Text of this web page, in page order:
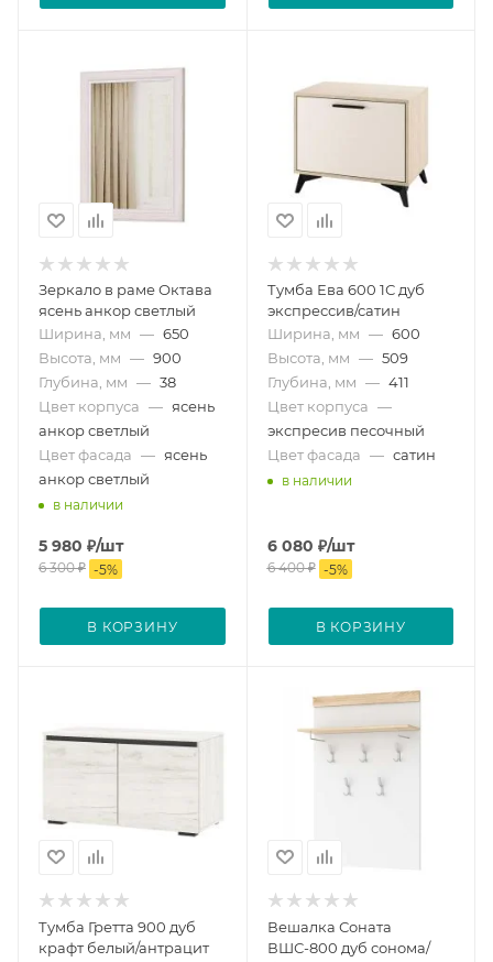
Зеркало в раме Октава
ясень анкор светлый
Ширина, мм — 650
Высота, мм — 900
Глубина, мм — 38
Цвет корпуса — ясень
анкор светлый
Цвет фасада — ясень
анкор светлый
в наличии
5 980 ₽/шт
6 300₽ -5%
В КОРЗИНУ
Тумба Ева 600 1С дуб
экспрессив/сатин
Ширина, мм — 600
Высота, мм — 509
Глубина, мм — 411
Цвет корпуса —
экспресив песочный
Цвет фасада — сатин
в наличии
6 080 ₽/шт
6 400₽ -5%
В КОРЗИНУ
Тумба Гретта 900 дуб
крафт белый/антрацит
Вешалка Соната
ВШС-800 дуб сонома/